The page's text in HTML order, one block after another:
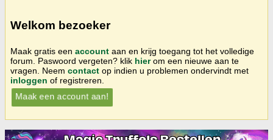
Welkom bezoeker
Maak gratis een account aan en krijg toegang tot het volledige
forum. Paswoord vergeten? klik hierom een nieuwe aan te
vragen. Neem contact op indien u problemen ondervindt met
inloggen of registreren.
Maak een account aan!